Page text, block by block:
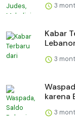
3
Kabar
3
karena
3